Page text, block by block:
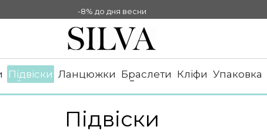
Підвіски Ланцюжки Браслети Кліфи Упаковка
-8% до дня весни
-10% НА ОПЛАТУ ОНЛАЙН
-8% до дня весни
Підвіски